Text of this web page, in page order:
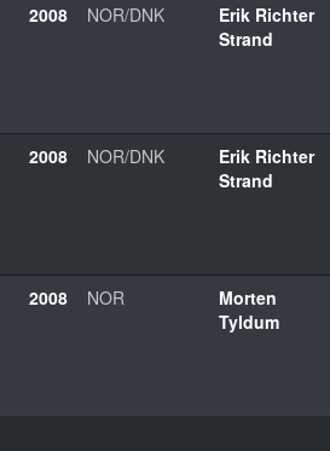
2008 NOR/DNK
Erik Richter
Strand
2008 NOR/DNK
Erik Richter
Strand
2008 NOR
Morten
Tyldum